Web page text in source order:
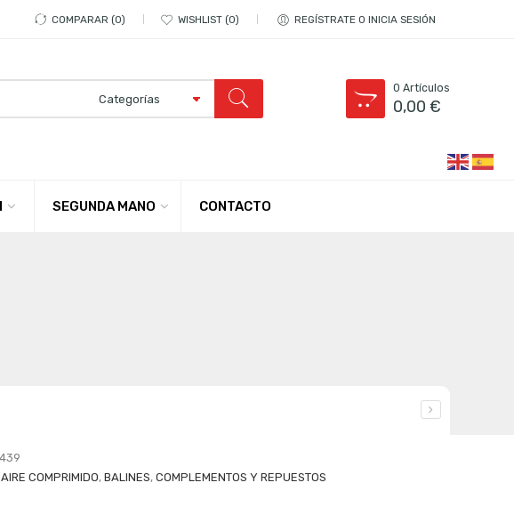
COMPARAR 0 WISHLIST 0 REGÍSTRATE O INICIA SESIÓN
0 Artículos
0,00€
SEGUNDA MANO CONTACTO
AIRE COMPRIMIDO, BALINES, COMPLEMENTOS Y REPUESTOS